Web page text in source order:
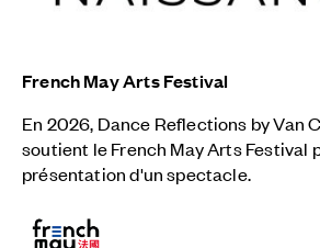
French May Arts Festival
En 2026, Dance Reflections byVan
soutient le French May Arts Festival
présentation d'un spectacle.